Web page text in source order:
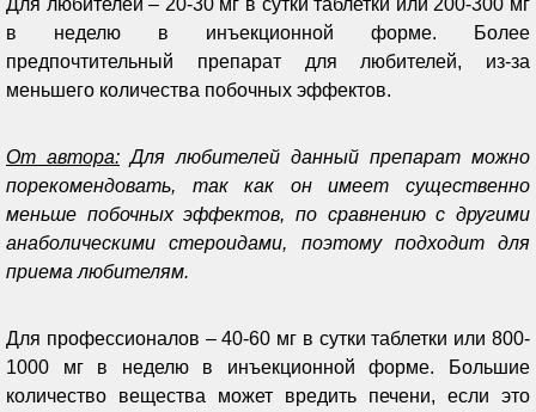
в неделю в инъекционной форме. Более
предпочтительный препарат для любителей, из-за
меньшего количества побочных эффектов.
От автора: Для любителей данный препарат можно
порекомендовать, так как он имеет существенно
меньше побочных эффектов, по сравнению с другими
анаболическими стероидами, поэтому подходит для
приема любителям.
Для профессионалов – 40-60 мг в сутки таблетки или 800-
1000 мг в неделю в инъекционной форме. Большие
количество вещества может вредить печени, если это